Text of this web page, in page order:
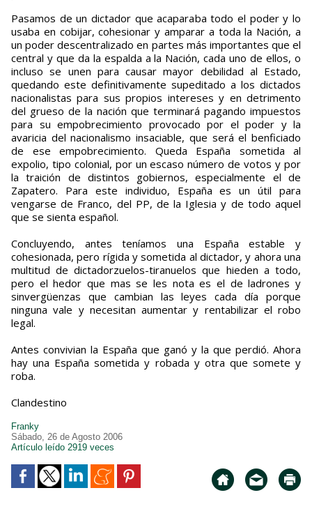
Pasamos de un dictador que acaparaba todo el poder y lo
usaba en cobijar, cohesionar y amparar a toda la Nación, a
un poder descentralizado en partes más importantes que el
central y que da la espalda a la Nación, cada uno de ellos, o
incluso se unen para causar mayor debilidad al Estado,
quedando este definitivamente supeditado a los dictados
nacionalistas para sus propios intereses y en detrimento
del grueso de la nación que terminará pagando impuestos
para su empobrecimiento provocado por el poder y la
avaricia del nacionalismo insaciable, que será el benficiado
de ese empobrecimiento. Queda España sometida al
expolio, tipo colonial, por un escaso número de votos y por
la traición de distintos gobiernos, especialmente el de
Zapatero. Para este individuo, España es un útil para
vengarse de Franco, del PP, de la Iglesia y de todo aquel
que se sienta español.
Concluyendo, antes teníamos una España estable y
cohesionada, pero rígida y sometida al dictador, y ahora una
multitud de dictadorzuelos-tiranuelos que hieden a todo,
pero el hedor que mas se les nota es el de ladrones y
sinvergüenzas que cambian las leyes cada día porque
ninguna vale y necesitan aumentar y rentabilizar el robo
legal.
Antes convivian la España que ganó y la que perdió. Ahora
hay una España sometida y robada y otra que somete y
roba.
Clandestino
Franky
Sábado, 26 de Agosto 2006
Artículo leído 2919 veces